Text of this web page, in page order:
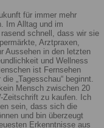
für immer mehr
Im Alltag und im
schnell, dass wir sie
Arztpraxen,
Aussehen in den letzten
und Wellness
ist Fernsehen
„Tagesschau“ beginnt.
Mensch zwischen 20
Zeitschrift zu kaufen. Ich
sein, dass sich die
und bin überzeugt
Erkenntnisse aus